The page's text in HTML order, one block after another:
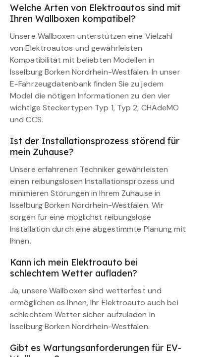
Welche Arten von Elektroautos sind mit
Ihren Wallboxen kompatibel?
Unsere Wallboxen unterstützen eine Vielzahl
von Elektroautos und gewährleisten
Kompatibilität mit beliebten Modellen in
Isselburg Borken Nordrhein-Westfalen. In unser
E-Fahrzeugdatenbank finden Sie zu jedem
Model die nötigen Informationen zu den vier
wichtige Steckertypen Typ 1, Typ 2, CHAdeMO
und CCS.
Ist der Installationsprozess störend für
mein Zuhause?
Unsere erfahrenen Techniker gewährleisten
einen reibungslosen Installationsprozess und
minimieren Störungen in Ihrem Zuhause in
Isselburg Borken Nordrhein-Westfalen. Wir
sorgen für eine möglichst reibungslose
Installation durch eine abgestimmte Planung mit
Ihnen.
Kann ich mein Elektroauto bei
schlechtem Wetter aufladen?
Ja, unsere Wallboxen sind wetterfest und
ermöglichen es Ihnen, Ihr Elektroauto auch bei
schlechtem Wetter sicher aufzuladen in
Isselburg Borken Nordrhein-Westfalen.
Gibt es Wartungsanforderungen für EV-